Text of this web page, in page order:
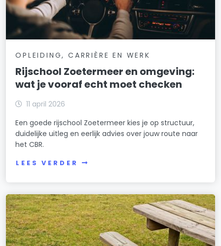
OPLEIDING, CARRIÈRE EN WERK
Rijschool Zoetermeer en omgeving:
wat je vooraf echt moet checken
11 april 2026
Een goede rijschool Zoetermeer kies je op structuur,
duidelijke uitleg en eerlijk advies over jouw route naar
het CBR.
LEES VERDER